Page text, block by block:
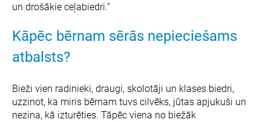
un drošākie ceļabiedri.”
Kāpēc bērnam sērās nepieciešams
atbalsts?
Bieži vien radinieki, draugi, skolotāji un klases biedri,
uzzinot, ka miris bērnam tuvs cilvēks, jūtas apjukuši un
nezina, kā izturēties. Tāpēc viena no biežāk